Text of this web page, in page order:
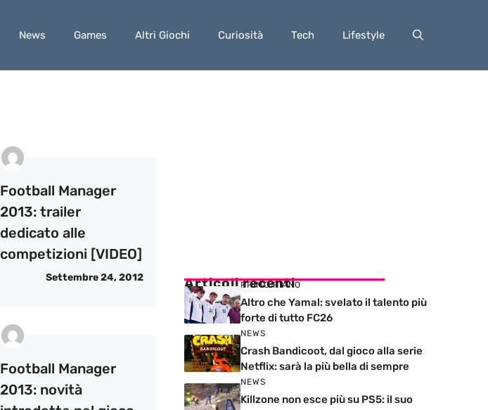
News Games Altri Giochi Curiosità Tech Lifestyle
Football Manager
2013: trailer
dedicato alle
competizioni [VIDEO]
Settembre 24, 2012
Football Manager
2013: novità
Articoli recenti
PRIMO PIANO
Altro che Yamal: svelato il talento più
forte di tutto FC26
NEWS
Crash Bandicoot, dal gioco alla serie
Netflix: sarà la più bella di sempre
NEWS
Killzone non esce più su PS5: il suo